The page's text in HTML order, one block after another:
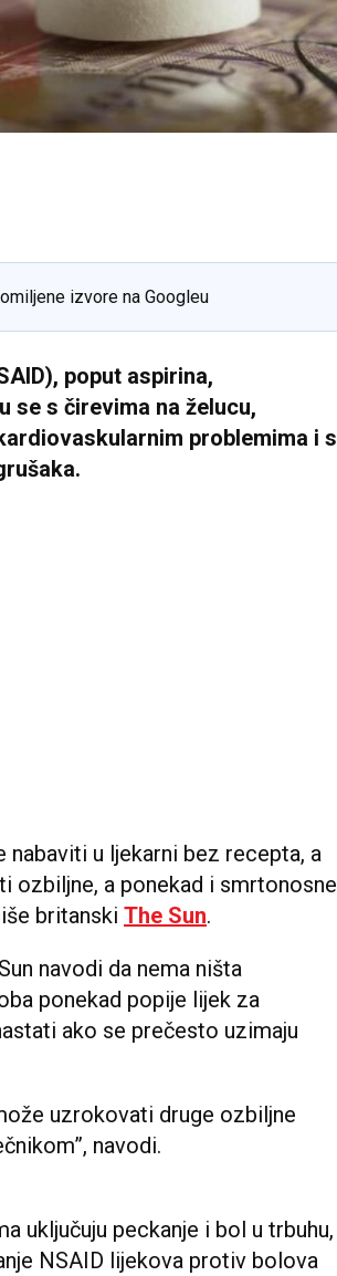
izvore na Googleu
poput aspirina,
se s čirevima na želucu,
problemima i s
u ljekarni bez recepta, a
ozbiljne, a ponekad i smrtonosne
britanski The Sun.
navodi da nema ništa
ponekad popije lijek za
ako se prečesto uzimaju
uzrokovati druge ozbiljne
navodi.
uključuju peckanje i bol u trbuhu,
NSAID lijekova protiv bolova